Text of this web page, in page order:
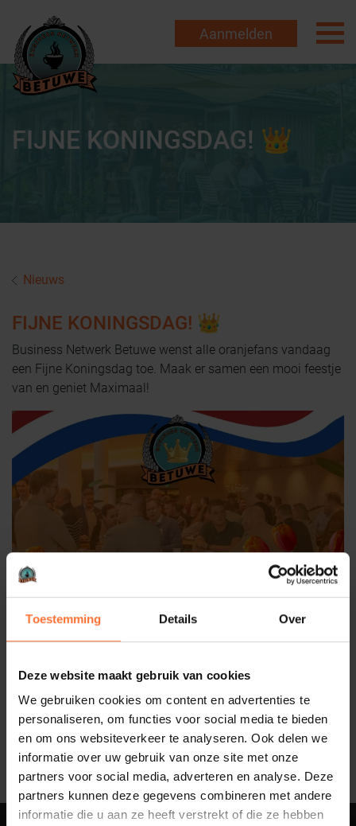
Toestemming Details Over
Deze website maakt gebruik van cookies
We gebruiken cookies om content en advertenties te
personaliseren, om functies voor social media te bieden
en om ons websiteverkeer te analyseren. Ook delen we
informatie over uw gebruik van onze site met onze
partners voor social media, adverteren en analyse. Deze
partners kunnen deze gegevens combineren met andere
informatie die u aan ze heeft verstrekt of die ze hebben
Aanmelden
FIJNE KONINGSDAG! 👑
Nieuws
FIJNE KONINGSDAG! 👑
Business Netwerk Betuwe wenst alle oranjefans vandaag
een Fijne Koningsdag toe. Maak er samen een mooi feestje
van en geniet Maximaal!
Gepubliceerd: 2025-04-26
Deel artikel: